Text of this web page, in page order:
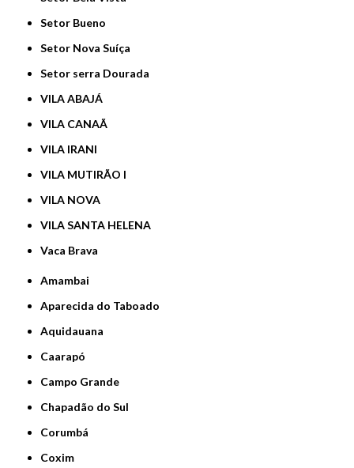
Setor Bueno
Setor Nova Suíça
Setor serra Dourada
VILA ABAJÁ
VILA CANAÃ
VILA IRANI
VILA MUTIRÃO I
VILA NOVA
VILA SANTA HELENA
Vaca Brava
Amambai
Aparecida do Taboado
Aquidauana
Caarapó
Campo Grande
Chapadão do Sul
Corumbá
Coxim